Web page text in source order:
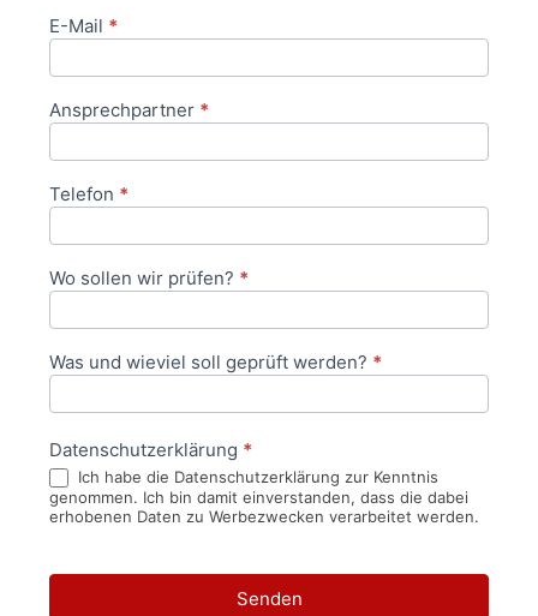
E-Mail *
Ansprechpartner *
Telefon *
Wo sollen wir prüfen? *
Was und wieviel soll geprüft werden? *
Datenschutzerklärung *
Ich habe die Datenschutzerklärung zur Kenntnis
genommen. Ich bin damit einverstanden, dass die dabei
erhobenen Daten zu Werbezwecken verarbeitet werden.
Senden